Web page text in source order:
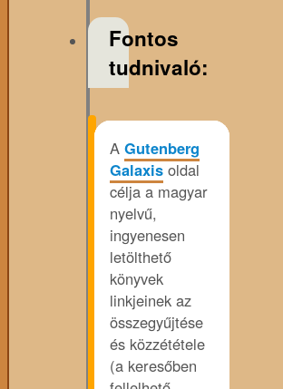
Fontos
tudnivaló:
A Gutenberg
Galaxis oldal
célja a magyar
nyelvű,
ingyenesen
letölthető
könyvek
linkjeinek az
összegyűjtése
és közzététele
(a keresőben